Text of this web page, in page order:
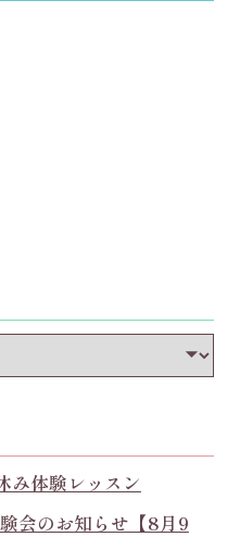
み体験レッスン
会のお知らせ【8月9